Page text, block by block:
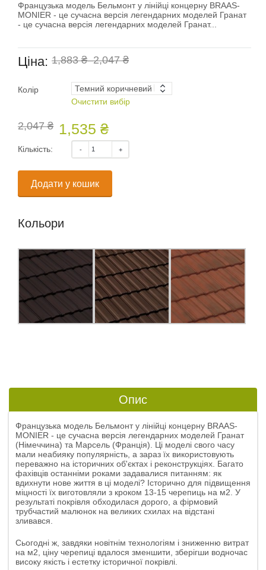
Французька модель Бельмонт у лінійці концерну BRAAS-
MONIER - це сучасна версія легендарних моделей Гранат
- це сучасна версія легендарних моделей Гранат...
Ціна: 1,883 ₴–2,047 ₴
Колір
Очистити вибір
2,047 ₴ 1,535 ₴
Кількість:
Додати у кошик
Кольори
Опис
Французька модель Бельмонт у лінійці концерну BRAAS-
MONIER - це сучасна версія легендарних моделей Гранат
(Німеччина) та Марсель (Франція). Ці моделі свого часу
мали неабияку популярність, а зараз їх використовують
переважно на історичних об'єктах і реконструкціях. Багато
фахівців останніми роками задавалися питанням: як
вдихнути нове життя в ці моделі? Історично для підвищення
міцності їх виготовляли з кроком 13-15 черепиць на м2. У
результаті покрівля обходилася дорого, а фірмовий
трубчастий малюнок на великих схилах на відстані
зливався.
Сьогодні ж, завдяки новітнім технологіям і зниженню витрат
на м2, ціну черепиці вдалося зменшити, зберігши водночас
високу якість і естетку історичної покрівлі.